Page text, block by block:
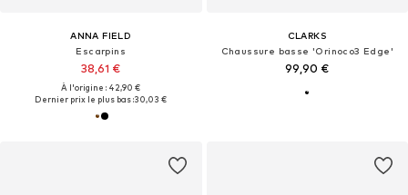
ANNA FIELD
Escarpins
38,61 €
À l'origine : 42,90 €
Dernier prix le plus bas :30,03 €
CLARKS
Chaussure basse 'Orinoco3 Edge'
99,90 €